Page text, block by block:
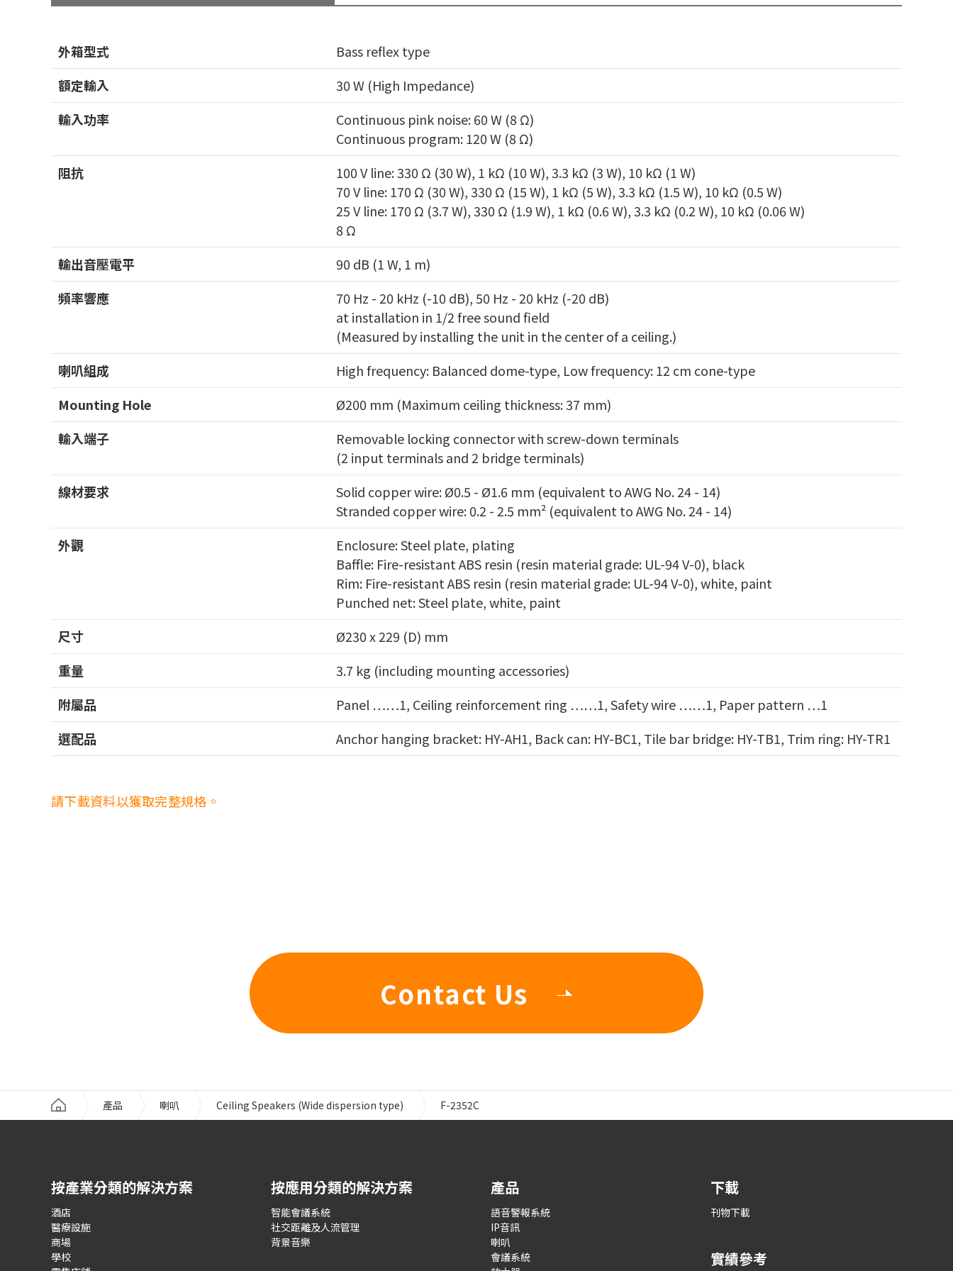
外箱型式
Bass reflex type
額定輸入
30 W (High Impedance)
輸入功率
Continuous pink noise: 60 W (8 Ω)
Continuous program: 120 W (8 Ω)
阻抗
100 V line: 330 Ω (30 W), 1 kΩ (10 W), 3.3 kΩ (3 W), 10 kΩ (1 W)
70 V line: 170 Ω (30 W), 330 Ω (15 W), 1 kΩ (5 W), 3.3 kΩ (1.5 W), 10 kΩ (0.5 W)
25 V line: 170 Ω (3.7 W), 330 Ω (1.9 W), 1 kΩ (0.6 W), 3.3 kΩ (0.2 W), 10 kΩ (0.06 W)
8 Ω
輸出音壓電平
90 dB (1 W, 1 m)
頻率響應
70 Hz - 20 kHz (-10 dB), 50 Hz - 20 kHz (-20 dB)
at installation in 1/2 free sound field
(Measured by installing the unit in the center of a ceiling.)
喇叭組成
High frequency: Balanced dome-type, Low frequency: 12 cm cone-type
Mounting Hole
Ø200 mm (Maximum ceiling thickness: 37 mm)
輸入端子
Removable locking connector with screw-down terminals
(2 input terminals and 2 bridge terminals)
線材要求
Solid copper wire: Ø0.5 - Ø1.6 mm (equivalent to AWG No. 24 - 14)
Stranded copper wire: 0.2 - 2.5 mm² (equivalent to AWG No. 24 - 14)
外觀
Enclosure: Steel plate, plating
Baffle: Fire-resistant ABS resin (resin material grade: UL-94 V-0), black
Rim: Fire-resistant ABS resin (resin material grade: UL-94 V-0), white, paint
Punched net: Steel plate, white, paint
尺寸
Ø230 x 229 (D) mm
重量
3.7 kg (including mounting accessories)
附屬品
Panel ……1, Ceiling reinforcement ring ……1, Safety wire ……1, Paper pattern …1
選配品
Anchor hanging bracket: HY-AH1, Back can: HY-BC1, Tile bar bridge: HY-TB1, Trim ring: HY-TR1
請下載資料以獲取完整規格。
Contact Us
產品 喇叭 Ceiling Speakers (Wide dispersion type) F-2352C
按產業分類的解決方案
酒店
醫療設施
商場
學校
按應用分類的解決方案
智能會議系統
社交距離及人流管理
背景音樂
產品
語音警報系統
IP音訊
喇叭
會議系統
下載
刊物下載
實績參考